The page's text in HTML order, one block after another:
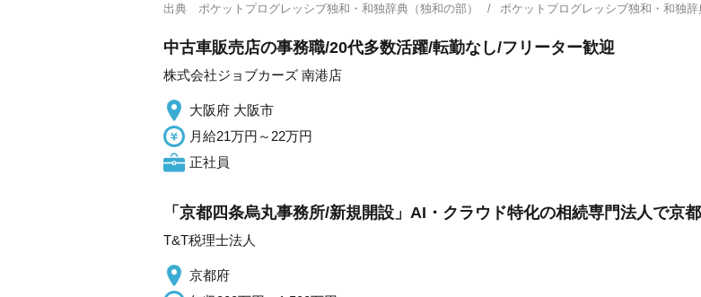
出典 ポケットプログレッシブ独和・和独辞典（独和の部） ポケットプログレッシブ独和・和独
中古車販売店の事務職/20代多数活躍/転勤なし/フリーター歓迎
株式会社ジョブカーズ 南港店
大阪府 大阪市
月給21万円～22万円
正社員
「京都四条烏丸事務所/新規開設」AI・クラウド特化の相続専門法人で京
T&T税理士法人
京都府